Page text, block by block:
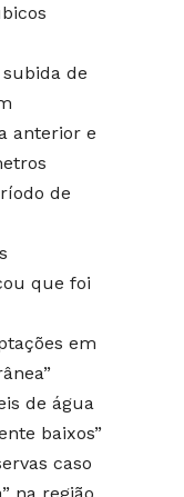
de
anterior e
de
que foi
em
de água
baixos”
caso